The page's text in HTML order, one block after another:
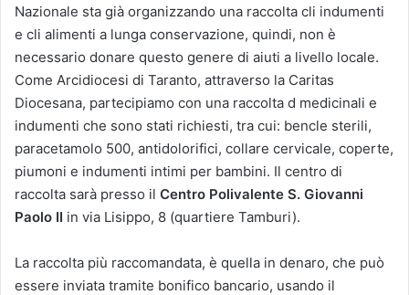
Nazionale sta già organizzando una raccolta cli indumenti
e cli alimenti a lunga conservazione, quindi, non è
necessario donare questo genere di aiuti a livello locale.
Come Arcidiocesi di Taranto, attraverso la Caritas
Diocesana, partecipiamo con una raccolta d medicinali e
indumenti che sono stati richiesti, tra cui: bencle sterili,
paracetamolo 500, antidolorifici, collare cervicale, coperte,
piumoni e indumenti intimi per bambini. Il centro di
raccolta sarà presso il Centro Polivalente S. Giovanni
Paolo II in via Lisippo, 8 (quartiere Tamburi).
La raccolta più raccomandata, è quella in denaro, che può
essere inviata tramite bonifico bancario, usando il